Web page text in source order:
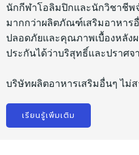
นักกีฬาโอลิมปิกและนักวิชาชีพ
มากกว่าผลิตภัณฑ์เสริมอาหาร
ปลอดภัยและคุณภาพเบื้องหลั
ประกันได้ว่าบริสุทธิ์และปราศจ
บริษัทผลิตอาหารเสริมอื่นๆ ไม่
เรียนรู้เพิ่มเติม